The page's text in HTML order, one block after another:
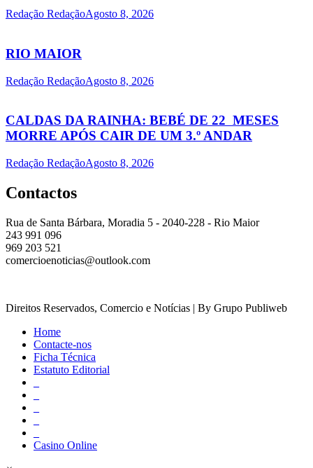
Redação RedaçãoAgosto 8, 2026
RIO MAIOR
Redação RedaçãoAgosto 8, 2026
CALDAS DA RAINHA: BEBÉ DE 22 MESES
MORRE APÓS CAIR DE UM 3.º ANDAR
Redação RedaçãoAgosto 8, 2026
Contactos
Rua de Santa Bárbara, Moradia 5 - 2040-228 - Rio Maior
243 991 096
969 203 521
comercioenoticias@outlook.com
Direitos Reservados, Comercio e Notícias | By Grupo Publiweb
Home
Contacte-nos
Ficha Técnica
Estatuto Editorial
Casino Online